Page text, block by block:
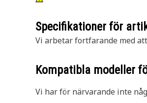
Specifikationer för
Vi arbetar fortfarande med
Kompatibla modeller
Vi har för närvarande inte